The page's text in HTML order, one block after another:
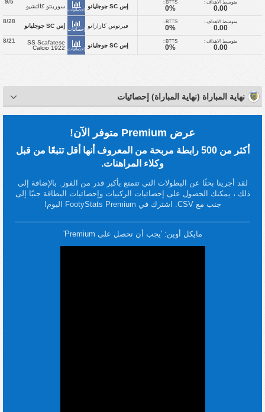
9/5
سورينتو كالتشيو
إحصائيات
إس SC جوجليانو
متوسط الاهداف :
0.00
BTTS :
0%
8/28
إس SC جوجليانو
إحصائيات
فيرتوس كازارانو
متوسط الاهداف :
0.00
BTTS :
0%
8/21
SS Scafatese
Calcio 1922 إحصائيات
إس SC جوجليانو
متوسط الاهداف :
0.00
BTTS :
0%
نهاية المباراة (نهاية المباراة) إحصائيات
عرض Premium متوفر الآن!
أكثر من 500 رابطة مربحة من المعروف أنها أقل تتبعًا من قبل
وكلاء المراهنات.
لقد أجرينا بحثًا عن البطولات التي تتمتع بأكبر قدر من الفوز. بالإضافة إلى
ذلك ، يمكنك الحصول على إحصائيات الركنيات وإحصائيات البطاقة جنبًا إلى
جنب مع CSV. اشترك في FootyStats Premium اليوم!
مايكل أوين: 'يجب أن تحصل على Premium'